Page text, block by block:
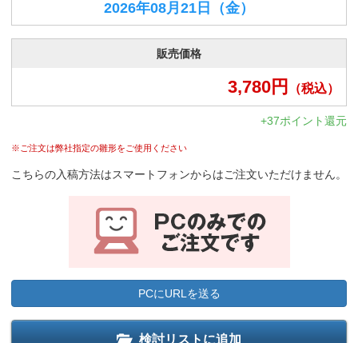
2026年08月21日 （金）
販売価格
3,780円 （税込）
+37ポイント還元
※ご注文は弊社指定の雛形をご使用ください
こちらの入稿方法はスマートフォンからはご注文いただけません。
PCにURLを送る
検討リストに追加